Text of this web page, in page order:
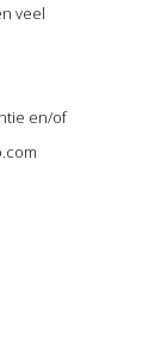
veel
en/of